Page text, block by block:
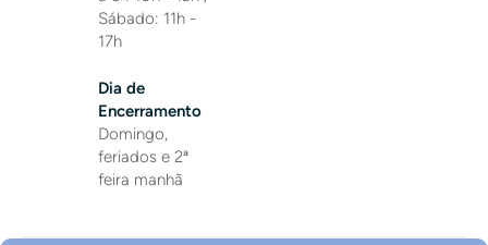
Sábado: 11h -
17h
Dia de
Encerramento
Domingo,
feriados e 2ª
feira manhã